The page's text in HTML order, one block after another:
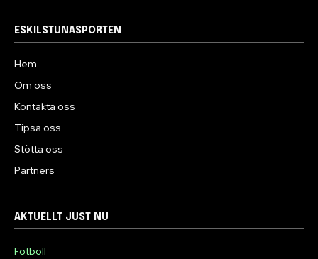
ESKILSTUNASPORTEN
Hem
Om oss
Kontakta oss
Tipsa oss
Stötta oss
Partners
AKTUELLT JUST NU
Fotboll